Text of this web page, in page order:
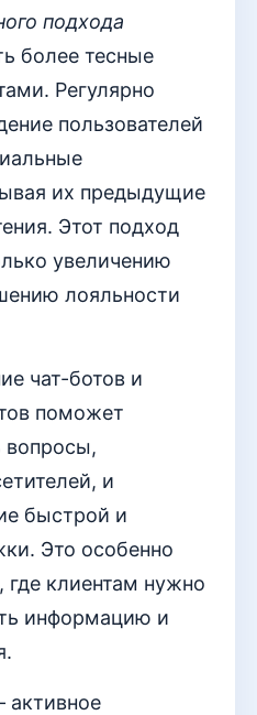
подхода
более тесные
Регулярно
пользователей
их предыдущие
Этот подход
увеличению
лояльности
чат-ботов и
поможет
вопросы,
и
быстрой и
Это особенно
клиентам нужно
информацию и
активное